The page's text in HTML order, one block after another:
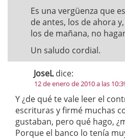
Es una vergüenza que
de antes, los de ahora
los de mañana, no
Un saludo cordial.
JoseL dice:
12 de enero de 2010 a las
Y ¿de qué te vale leer el
escrituras y firmé muchas
gustaban, pero qué hago,
Porque el banco lo tenía